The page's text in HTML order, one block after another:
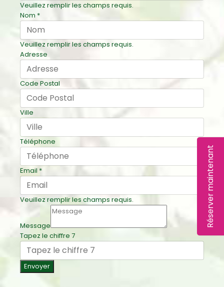
Veuillez remplir les champs requis.
Nom *
Veuillez remplir les champs requis.
Adresse
Code Postal
Ville
Téléphone
Email *
Veuillez remplir les champs requis.
Message
Tapez le chiffre 7
Envoyer
Réserver maintenant